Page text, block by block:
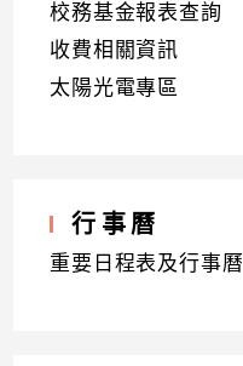
校務基金報表查詢
收費相關資訊
太陽光電專區
行事曆
重要日程表及行事曆